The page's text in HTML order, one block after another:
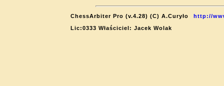
ChessArbiter Pro (v.4.28) (C) A.Curyło
http://
Lic:0333 Właściciel: Jacek Wolak